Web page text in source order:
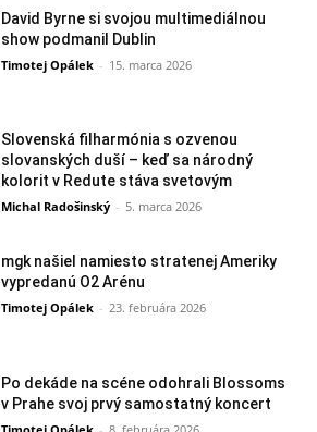
David Byrne si svojou multimediálnou
show podmanil Dublin
Timotej Opálek - 15. marca 2026
Slovenská filharmónia s ozvenou
slovanských duší – keď sa národný
kolorit v Redute stáva svetovým
Michal Radošinský - 5. marca 2026
mgk našiel namiesto stratenej Ameriky
vypredanú O2 Arénu
Timotej Opálek - 23. februára 2026
Po dekáde na scéne odohrali Blossoms
v Prahe svoj prvý samostatný koncert